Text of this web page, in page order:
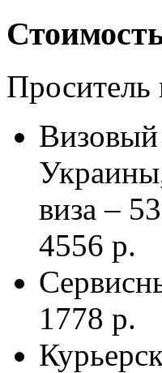
Проситель
Визовый
виза –
4556 р.
1778 р.